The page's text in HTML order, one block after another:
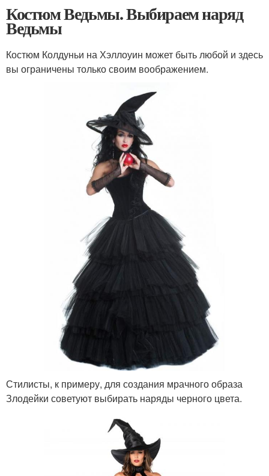
Костюм Ведьмы. Выбираем наряд
Ведьмы
Костюм Колдуньи на Хэллоуин может быть любой и здесь
вы ограничены только своим воображением.
Стилисты, к примеру, для создания мрачного образа
Злодейки советуют выбирать наряды черного цвета.